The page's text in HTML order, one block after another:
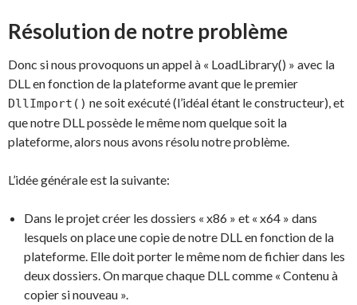
Résolution de notre problème
Donc si nous provoquons un appel à « LoadLibrary() » avec la
DLL en fonction de la plateforme avant que le premier
DllImport() ne soit exécuté (l’idéal étant le constructeur), et
que notre DLL possède le même nom quelque soit la
plateforme, alors nous avons résolu notre problème.
L’idée générale est la suivante:
Dans le projet créer les dossiers « x86 » et « x64 » dans
lesquels on place une copie de notre DLL en fonction de la
plateforme. Elle doit porter le même nom de fichier dans les
deux dossiers. On marque chaque DLL comme « Contenu à
copier si nouveau ».